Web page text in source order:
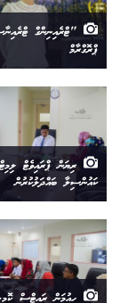
"ޓްރެއިނިންގް
ޕްރޮގްރާމް
ރިޔަން ޕްރައިވެޓް
ކައުންސިލާ ބައްދަލުކުރުން
ހިއުމަން ރައިޓްސް